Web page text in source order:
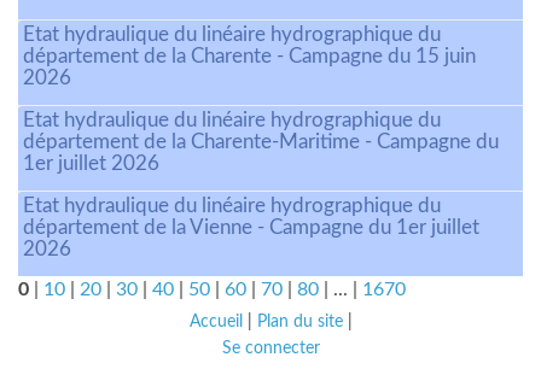
Etat hydraulique du linéaire hydrographique du
département de la Charente - Campagne du 15 juin
2026
Etat hydraulique du linéaire hydrographique du
département de la Charente-Maritime - Campagne du
1er juillet 2026
Etat hydraulique du linéaire hydrographique du
département de la Vienne - Campagne du 1er juillet
2026
0 10 20 30 40 50 60 70 80 ... 1670
Accueil Plan du site|
Se connecter